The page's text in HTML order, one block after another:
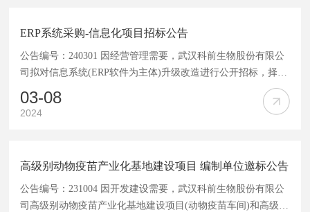
系电话以及劳动合同或社保证明; 4.最近三年完成的类似业绩证
明(合同复印件加盖公章，各年至少两份); 5.设备技术性能说明
ERP系统采购-信息化项目招标公告
公告编号：240301 因经营管理需要，武汉科前生物股份有限公
司拟对信息系统(ERP软件为主体)升级改造进行公开招标，择优
选定服务单位。 现欢迎符合相关条件的合作伙伴参加磋商，请
有关单位将以下报名资料发到指定邮箱3788078556@qq.com，
受委托人联系电话以及劳动合同或社保证明; 4.最近三年经审计
的财务报告; 5.最近五年完
03-08
2024
高级别动物疫苗产业化基地建设项目 编制单位邀标公告
公告编号：231004 因开发建设需要，武汉科前生物股份有限公
司高级别动物疫苗产业化基地建设项目(动物疫苗车间)和高级别